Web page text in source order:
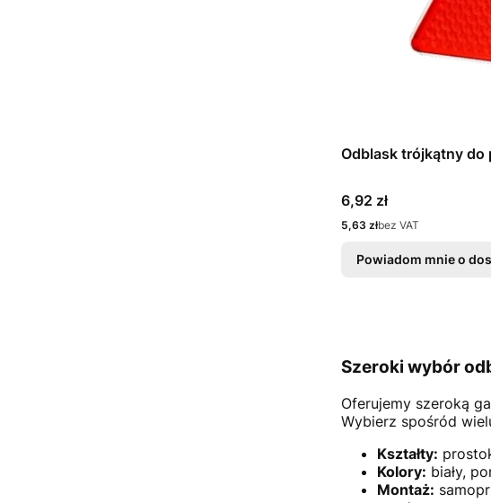
Odblask trójkątny
Cena
6,92 zł
Cena
5,63 złbez VAT
Powiadom mnie o
Szeroki wybór
Oferujemy szeroką
Wybierz spośród
Kształty:
Kolory: biały,
Montaż: